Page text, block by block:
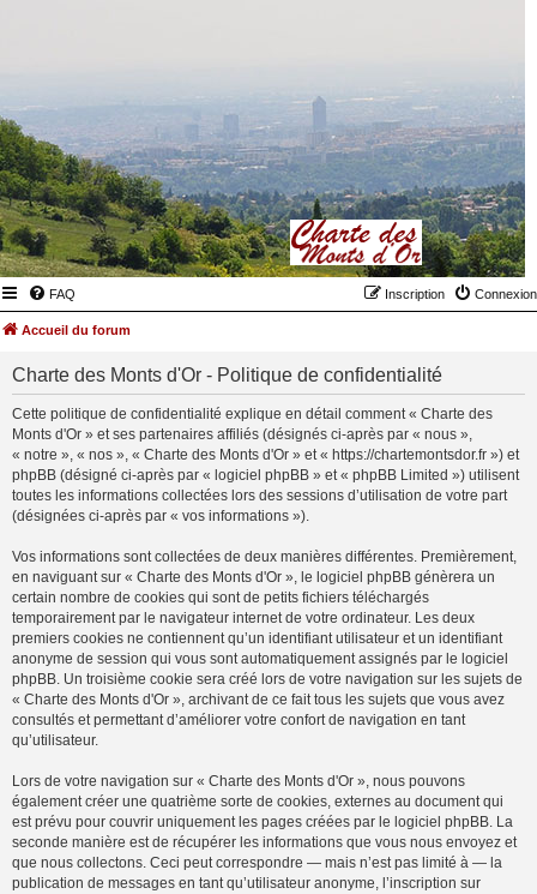
FAQ Connexion
Inscription
Accueil du forum
Charte des Monts d'Or - Politique de confidentialité
Cette politique de confidentialité explique en détail comment « Charte des
Monts d'Or » et ses partenaires affiliés (désignés ci-après par « nous »,
« notre », « nos », « Charte des Monts d'Or » et « https://chartemontsdor.fr ») et
phpBB (désigné ci-après par « logiciel phpBB » et « phpBB Limited ») utilisent
toutes les informations collectées lors des sessions d’utilisation de votre part
(désignées ci-après par « vos informations »).
Vos informations sont collectées de deux manières différentes. Premièrement,
en naviguant sur « Charte des Monts d'Or », le logiciel phpBB génèrera un
certain nombre de cookies qui sont de petits fichiers téléchargés
temporairement par le navigateur internet de votre ordinateur. Les deux
premiers cookies ne contiennent qu’un identifiant utilisateur et un identifiant
anonyme de session qui vous sont automatiquement assignés par le logiciel
phpBB. Un troisième cookie sera créé lors de votre navigation sur les sujets de
« Charte des Monts d'Or », archivant de ce fait tous les sujets que vous avez
consultés et permettant d’améliorer votre confort de navigation en tant
qu’utilisateur.
Lors de votre navigation sur « Charte des Monts d'Or », nous pouvons
également créer une quatrième sorte de cookies, externes au document qui
est prévu pour couvrir uniquement les pages créées par le logiciel phpBB. La
seconde manière est de récupérer les informations que vous nous envoyez et
que nous collectons. Ceci peut correspondre — mais n’est pas limité à — la
publication de messages en tant qu’utilisateur anonyme, l’inscription sur